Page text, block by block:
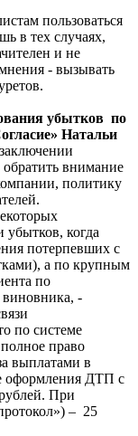
пользоваться
в тех случаях,
и не
- вызывать
убытков по
Натальи
внимание
политику
убытков, когда
потерпевших с
а по крупным
по
-
по системе
право
выплатами в
оформления ДТП с
При
– 25